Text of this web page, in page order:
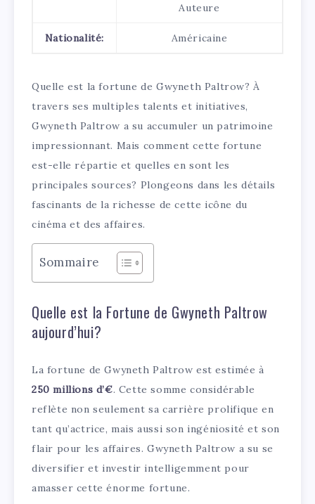
Auteure
Nationalité: Américaine
Quelle est la fortune de Gwyneth Paltrow? À
travers ses multiples talents et initiatives,
Gwyneth Paltrow a su accumuler un patrimoine
impressionnant. Mais comment cette fortune
est-elle répartie et quelles en sont les
principales sources? Plongeons dans les détails
fascinants de la richesse de cette icône du
cinéma et des affaires.
Sommaire
Quelle est la Fortune de Gwyneth Paltrow
aujourd’hui?
La fortune de Gwyneth Paltrow est estimée à
250 millions d’€. Cette somme considérable
reflète non seulement sa carrière prolifique en
tant qu’actrice, mais aussi son ingéniosité et son
flair pour les affaires. Gwyneth Paltrow a su se
diversifier et investir intelligemment pour
amasser cette énorme fortune.